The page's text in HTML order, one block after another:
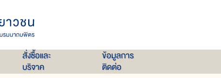
สั่งซื้อและ
บริจาค
ข้อมูลการ
ติดต่อ